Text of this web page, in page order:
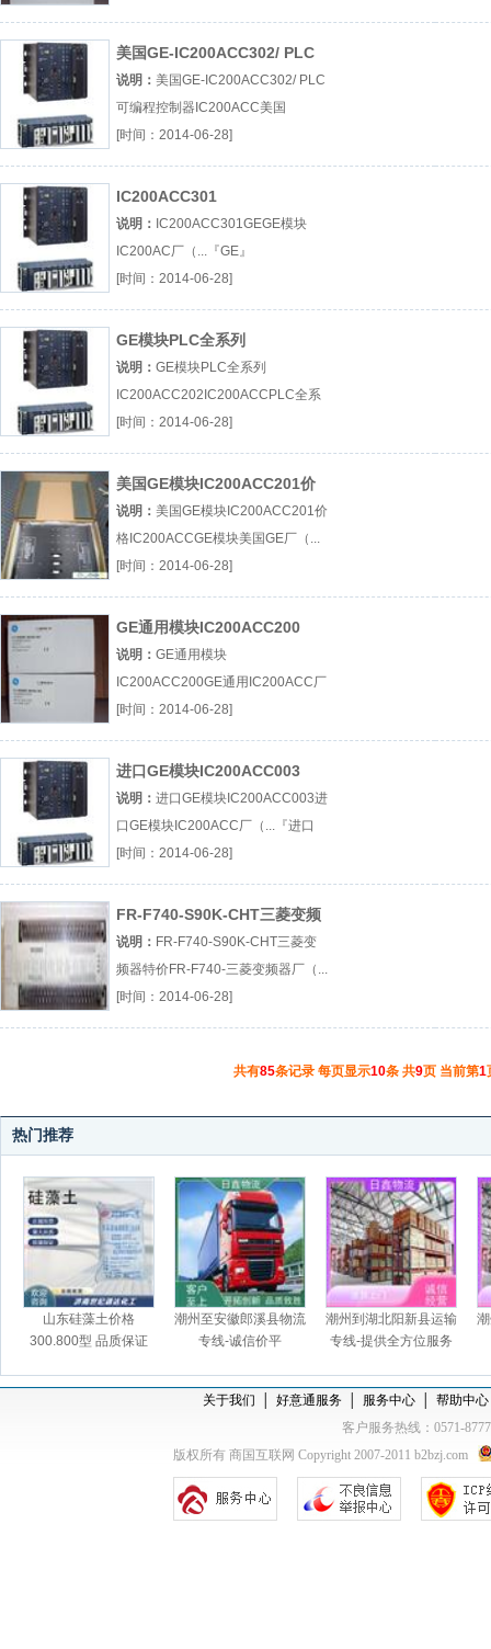
美国GE-IC200ACC302/ PLC
可编程控制器
说明： 美国GE-IC200ACC302/ PLC
可编程控制器IC200ACC美国
GEPLC可编程厂（...『IC200ACC』
[时间：2014-06-28]
IC200ACC301
说明： IC200ACC301GEGE模块
IC200AC厂（...『GE』
[时间：2014-06-28]
GE模块PLC全系列
IC200ACC202
说明： GE模块PLC全系列
IC200ACC202IC200ACCPLC全系
列GE模块厂（...『IC200ACC』
[时间：2014-06-28]
美国GE模块IC200ACC201价
格
说明： 美国GE模块IC200ACC201价
格IC200ACCGE模块美国GE厂（...
『IC200ACC』
[时间：2014-06-28]
GE通用模块IC200ACC200
说明： GE通用模块
IC200ACC200GE通用IC200ACC厂
（...『GE通用』
[时间：2014-06-28]
进口GE模块IC200ACC003
说明： 进口GE模块IC200ACC003进
口GE模块IC200ACC厂（...『进口
GE模块』
[时间：2014-06-28]
FR-F740-S90K-CHT三菱变频
器特价
说明： FR-F740-S90K-CHT三菱变
频器特价FR-F740-三菱变频器厂（...
『FR-F740-』
[时间：2014-06-28]
共有85条记录 每页显示10条 共9页 当前第1
热门推荐
山东硅藻土价格
300.800型 品质保证
潮州至安徽郎溪县物流
专线-诚信价平
潮州到湖北阳新县运输
专线-提供全方位服务
关于我们 好意通服务 服务中心
帮助中心
客户服务热线：0571-
版权所有 商国互联网 Copyright 2007-2011 b2bzj.com